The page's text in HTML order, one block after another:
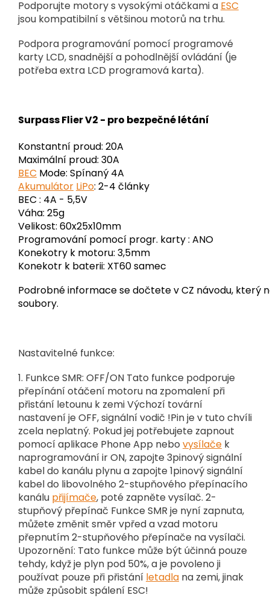
Podporujte motory s vysokými otáčkami a ESC
jsou kompatibilní s většinou motorů na trhu.
Podpora programování pomocí programové
karty LCD, snadnější a pohodlnější ovládání (je
potřeba extra LCD programová karta).
Surpass Flier V2 - pro bezpečné létání
Konstantní proud: 20A
Maximální proud: 30A
BEC Mode: Spínaný 4A
Akumulátor LiPo: 2-4 články
BEC : 4A - 5,5V
Váha: 25g
Velikost: 60x25x10mm
Programování pomocí progr. karty : ANO
Konekotry k motoru: 3,5mm
Konekotr k baterii: XT60 samec
Podrobné informace se dočtete v CZ návodu, který
soubory.
Nastavitelné funkce:
1. Funkce SMR: OFF/ON Tato funkce podporuje
přepínání otáčení motoru na zpomalení při
přistání letounu k zemiVýchozí tovární
nastavení je OFF, signální vodič !Pin je v tuto chvíli
zcela neplatný. Pokud jej potřebujete zapnout
pomocí aplikace Phone App nebo vysílače k
naprogramování ir ON, zapojte 3pinový signální
kabel do kanálu plynu a zapojte 1pinový signální
kabel do libovolného 2-stupňového přepínacího
kanálu přijímače, poté zapněte vysílač. 2-
stupňový přepínač Funkce SMR je nyní zapnuta,
můžete změnit směr vpřed a vzad motoru
přepnutím 2-stupňového přepínače na vysílači.
Upozornění: Tato funkce může být účinná pouze
tehdy, když je plyn pod 50%, a je povoleno ji
používat pouze při přistání letadla na zemi, jinak
může způsobit spálení ESC!